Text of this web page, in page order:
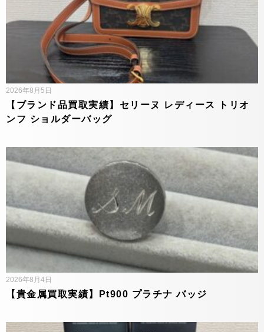
【ブランド品買取実績】セリーヌ レディース トリオ
ンフ ショルダーバッグ
2026年8月5日
【貴金属買取実績】Pt900 プラチナ バッジ
2026年8月4日